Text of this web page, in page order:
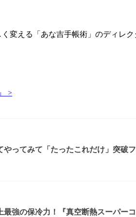
変える「あな吉手帳術」のディ
>
やってみて「たったこれだけ」突破
最強の保冷力！『真空断熱スーパー